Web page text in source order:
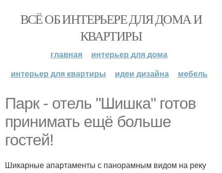
ВСЁ ОБ ИНТЕРЬЕРЕ ДЛЯ ДОМА И
КВАРТИРЫ
главная
интерьер для дома
интерьер для квартиры
идеи дизайна мебель
Парк - отель "Шишка" готов
принимать ещё больше
гостей!
Шикарные апартаменты с панорамным видом на реку